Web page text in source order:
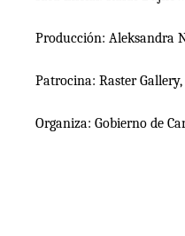
Producción: Aleksandra
Patrocina: Raster
Organiza: Gobierno de